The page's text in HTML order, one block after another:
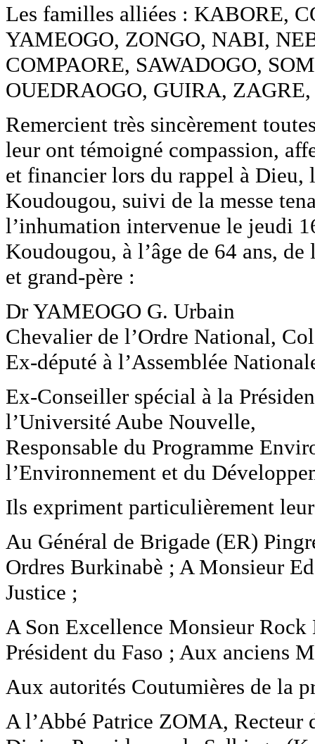
Les familles alliées : KABORE,
YAMEOGO, ZONGO, NABI,
COMPAORE, SAWADOGO,
OUEDRAOGO, GUIRA,
Remercient très sincèrement
leur ont témoigné compassion,
et financier lors du rappel à Dieu,
Koudougou, suivi de la messe
l’inhumation intervenue le jeudi
Koudougou, à l’âge de 64 ans,
et grand-père :
Dr YAMEOGO G. Urbain
Chevalier de l’Ordre National,
Ex-député à l’Assemblée
Ex-Conseiller spécial à la
l’Université Aube Nouvelle,
Responsable du Programme
l’Environnement et du
Ils expriment particulièrement
Au Général de Brigade (ER)
Ordres Burkinabè ; A Monsieur
Justice ;
A Son Excellence Monsieur
Président du Faso ; Aux anciens
Aux autorités Coutumières de la
A l’Abbé Patrice ZOMA, Recteur